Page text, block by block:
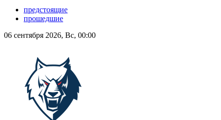
предстоящие
прошедшие
06 сентября 2026, Вс, 00:00